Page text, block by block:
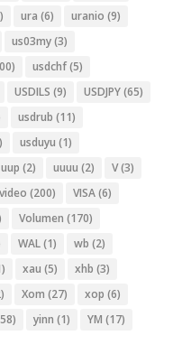
ura (6) uranio (9)
us03my(3)
usdchf(5)
USDILS (9) USDJPY(65)
usdrub (11)
usduyu (1)
uup (2) uuuu (2) V(3)
video (200) VISA(6)
Volumen (170)
WAL(1) wb (2)
xau (5) xhb (3)
Xom (27) xop (6)
yinn (1) YM (17)